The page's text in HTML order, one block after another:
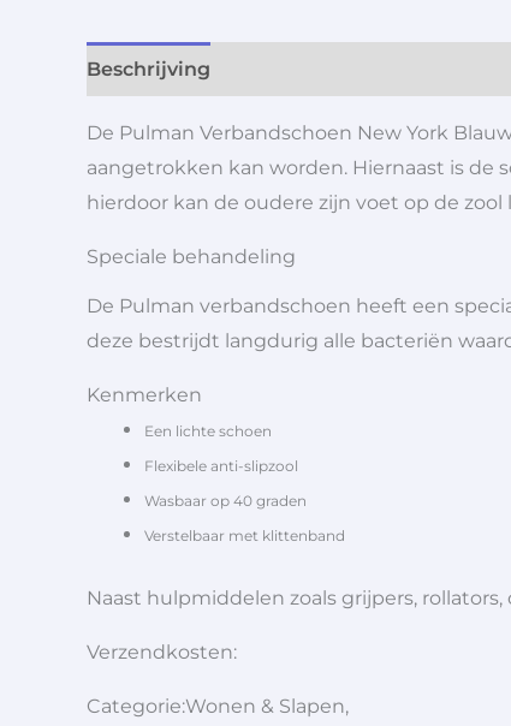
Beschrijving
De Pulman Verbandschoen New York
aangetrokken kan worden. Hiernaast is de
hierdoor kan de oudere zijn voet op de
Speciale behandeling
De Pulman verbandschoen heeft een
deze bestrijdt langdurig alle bacteriën
Kenmerken
Een lichte schoen
Flexibele anti-slipzool
Wasbaar op 40 graden
Verstelbaar met klittenband
Naast hulpmiddelen zoals grijpers,
Verzendkosten:
Categorie:Wonen & Slapen,